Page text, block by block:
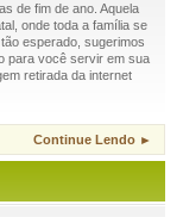
de fim de ano. Aquela
onde toda a família se
esperado, sugerimos
para você servir em sua
retirada da internet
Continue Lendo ►